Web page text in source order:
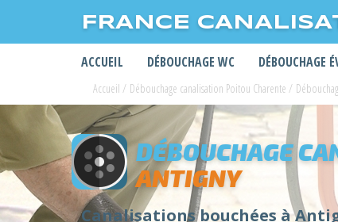
FRANCE
ACCUEIL DÉBOUCHAGE WC DÉBOUCHAGE
Accueil / Débouchage canalisation Poitou Charente /
DÉBOUCHAGE
ANTIGNY
Canalisations bouchées à